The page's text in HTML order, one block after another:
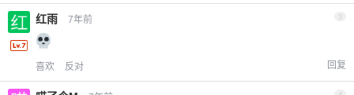
红雨 7年前 3
喜欢 反对 回复